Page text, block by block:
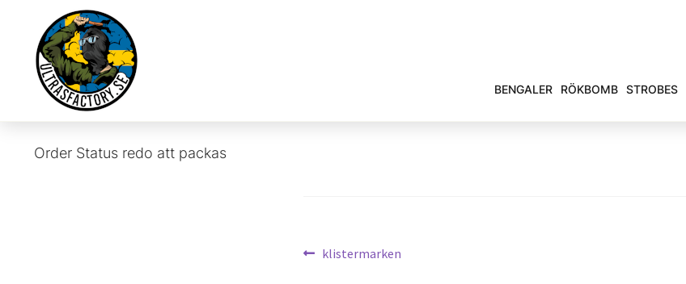
BENGALER RÖKBOMB STROBES
Order Status redo att packas
Inläggsnavigering
Föregående
klistermarken